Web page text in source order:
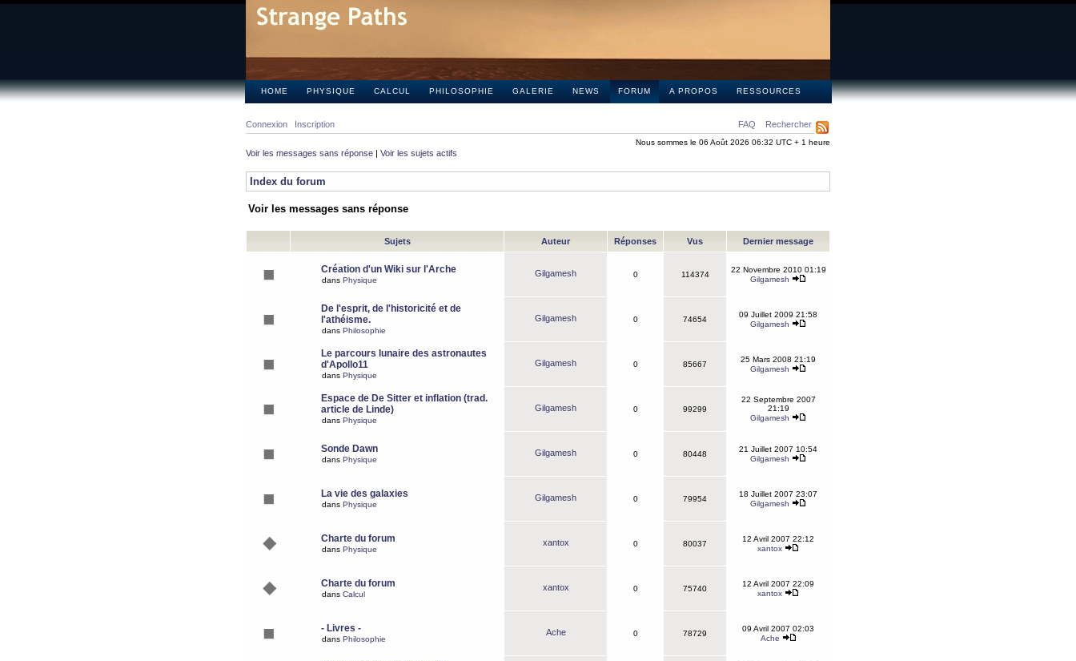
HOME PHYSIQUE CALCUL PHILOSOPHIE GALERIE NEWS FORUM A PROPOS RESSOURCES
FAQ Rechercher
Connexion Inscription
Nous sommes le 06 Août 2026 06:32 UTC + 1 heure
Voir les messages sans réponse | Voir les sujets actifs
Index du forum
Voir les messages sans réponse
Sujets Auteur Réponses Vus Dernier message
Création d'un Wiki sur l'Arche
dans Physique
Gilgamesh 0 114374
22 Novembre 2010 01:19
Gilgamesh
De l'esprit, de l'historicité et de
l'athéisme.
dans Philosophie
Gilgamesh 0 74654
09 Juillet 2009 21:58
Gilgamesh
Le parcours lunaire des astronautes
d'Apollo11
dans Physique
Gilgamesh 0 85667
25 Mars 2008 21:19
Gilgamesh
Espace de De Sitter et inflation (trad.
article de Linde)
dans Physique
Gilgamesh 0 99299
22 Septembre 2007
21:19
Gilgamesh
Sonde Dawn
dans Physique
Gilgamesh 0 80448
21 Juillet 2007 10:54
Gilgamesh
La vie des galaxies
dans Physique
Gilgamesh 0 79954
18 Juillet 2007 23:07
Gilgamesh
Charte du forum
dans Physique
xantox 0 80037
12 Avril 2007 22:12
xantox
Charte du forum
dans Calcul
xantox 0 75740
12 Avril 2007 22:09
xantox
- Livres -
dans Philosophie
Ache 0 78729
09 Avril 2007 02:03
Ache